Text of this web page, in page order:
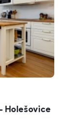
Holešovice